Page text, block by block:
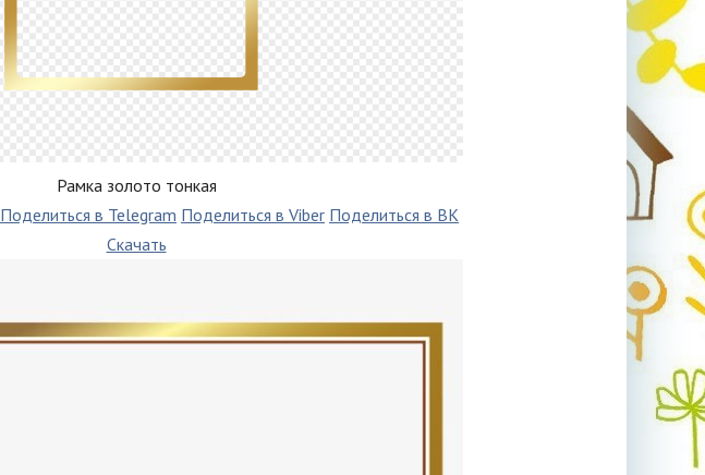
Рамка золото тонкая
Поделиться в Telegram Поделиться в Viber Поделиться в ВК
Скачать